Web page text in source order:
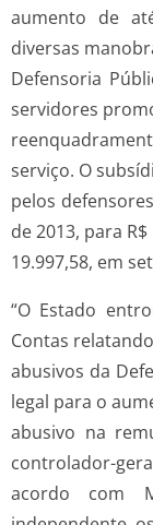
aumento de
diversas
Defensoria
servidores
serviço. O
pelos
de 2013, para R$
19.997,58, em
“O Estado
Contas
abusivos da
legal para o
abusivo na
controlador-
acordo com